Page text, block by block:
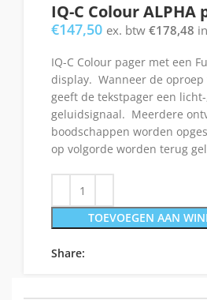
IQ-C Colour ALPHA
€147,50 ex. btw €178,48
IQ-C Colour pager met een
display. Wanneer de
geeft de tekstpager een
geluidsignaal. Meerdere
boodschappen worden
op volgorde worden terug
TOEVOEGEN AAN
Share: